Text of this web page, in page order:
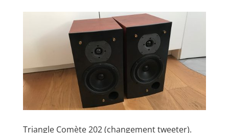
Triangle Comète 202 (changement tweeter).